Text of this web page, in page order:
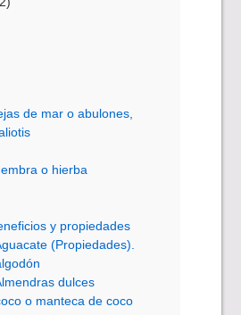
de mar o abulones,
o hierba
y propiedades
(Propiedades).
dulces
o manteca de coco